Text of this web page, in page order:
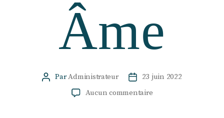
Âme
Auteur
ParAdministrateur
Date23 juin 2022
Aucun commentairesur